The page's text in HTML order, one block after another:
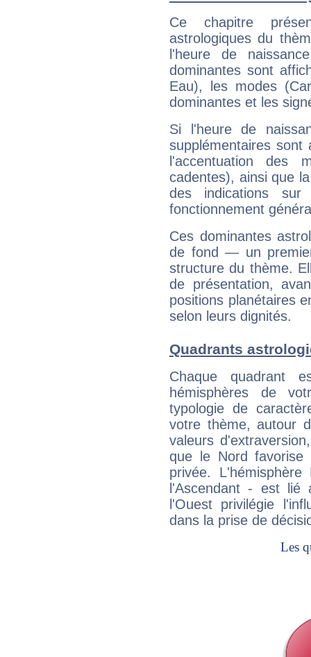
Ce chapitre
astrologiques du
l'heure de
dominantes sont
Eau), les modes
dominantes et les
Si l'heure de
supplémentaires sont
l'accentuation des
cadentes), ainsi que
des indications sur
fonctionnement
Ces dominantes
de fond — un
structure du thème.
de présentation,
positions planétaires
selon leurs dignités.
Quadrants
Chaque quadrant
hémisphères de
typologie de
votre thème, autour
valeurs
que le Nord favorise
privée.
l'Ascendant - est
l'Ouest privilégie
dans la prise de